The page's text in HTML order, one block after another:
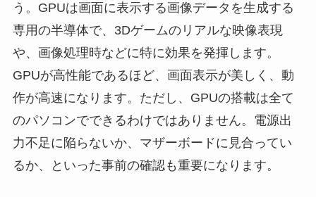
う。GPUは画面に表示する画像データを生成する
専用の半導体で、3Dゲームのリアルな映像表現
や、画像処理時などに特に効果を発揮します。
GPUが高性能であるほど、画面表示が美しく、動
作が高速になります。ただし、GPUの搭載は全て
のパソコンでできるわけではありません。電源出
力不足に陥らないか、マザーボードに見合ってい
るか、といった事前の確認も重要になります。